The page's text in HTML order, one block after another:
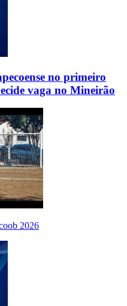
no primeiro
vaga no Mineirão
2026